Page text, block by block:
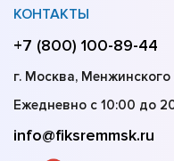
КОНТАКТЫ
+7 (800) 100-89-44
г. Москва, Менжинского
Ежедневно с 10:00 до
info@fiksremmsk.ru